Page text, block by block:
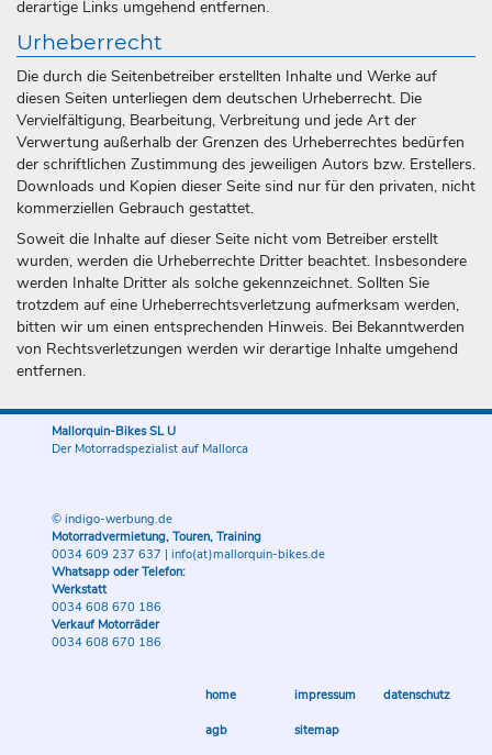
derartige Links umgehend entfernen.
Urheberrecht
Die durch die Seitenbetreiber erstellten Inhalte und Werke auf
diesen Seiten unterliegen dem deutschen Urheberrecht. Die
Vervielfältigung, Bearbeitung, Verbreitung und jede Art der
Verwertung außerhalb der Grenzen des Urheberrechtes bedürfen
der schriftlichen Zustimmung des jeweiligen Autors bzw. Erstellers.
Downloads und Kopien dieser Seite sind nur für den privaten, nicht
kommerziellen Gebrauch gestattet.
Soweit die Inhalte auf dieser Seite nicht vom Betreiber erstellt
wurden, werden die Urheberrechte Dritter beachtet. Insbesondere
werden Inhalte Dritter als solche gekennzeichnet. Sollten Sie
trotzdem auf eine Urheberrechtsverletzung aufmerksam werden,
bitten wir um einen entsprechenden Hinweis. Bei Bekanntwerden
von Rechtsverletzungen werden wir derartige Inhalte umgehend
entfernen.
Mallorquin-Bikes SL U
Der Motorradspezialist auf Mallorca
© indigo-werbung.de
Motorradvermietung, Touren, Training
0034 609 237 637 | info(at)mallorquin-bikes.de
Whatsapp oder Telefon:
Werkstatt
0034 608 670 186
Verkauf Motorräder
0034 608 670 186
home impressum datenschutz
agb sitemap